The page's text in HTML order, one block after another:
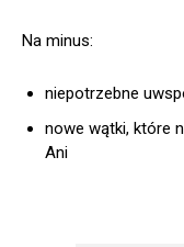
Na minus:
niepotrzebne
nowe wątki, które
Ani